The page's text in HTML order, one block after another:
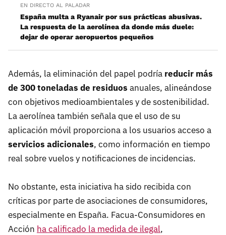
EN DIRECTO AL PALADAR
España multa a Ryanair por sus prácticas abusivas.
La respuesta de la aerolínea da donde más duele:
dejar de operar aeropuertos pequeños
Además, la eliminación del papel podría reducir más
de 300 toneladas de residuos anuales, alineándose
con objetivos medioambientales y de sostenibilidad.
La aerolínea también señala que el uso de su
aplicación móvil proporciona a los usuarios acceso a
servicios adicionales, como información en tiempo
real sobre vuelos y notificaciones de incidencias. ​
No obstante, esta iniciativa ha sido recibida con
críticas por parte de asociaciones de consumidores,
especialmente en España. Facua-Consumidores en
Acción ha calificado la medida de ilegal,